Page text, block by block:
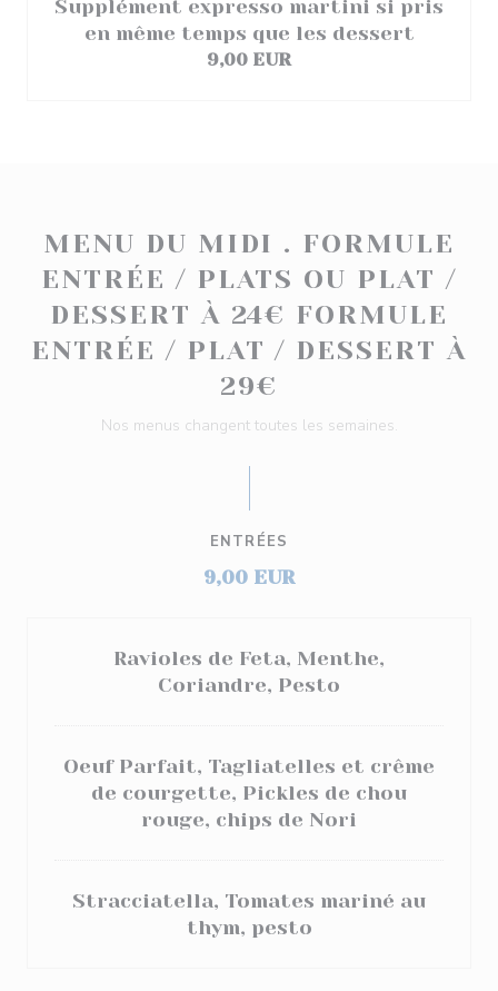
Supplément expresso martini si pris
en même temps que les dessert
9,00 EUR
MENU DU MIDI . FORMULE
ENTRÉE / PLATS OU PLAT /
DESSERT À 24€ FORMULE
ENTRÉE / PLAT / DESSERT À
29€
Nos menus changent toutes les semaines.
ENTRÉES
9,00 EUR
Ravioles de Feta, Menthe,
Coriandre, Pesto
Oeuf Parfait, Tagliatelles et crême
de courgette, Pickles de chou
rouge, chips de Nori
Stracciatella, Tomates mariné au
thym, pesto